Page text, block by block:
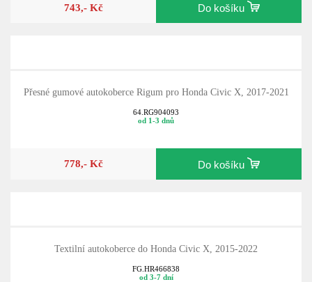
743,- Kč Do košíku
Přesné gumové autokoberce Rigum pro Honda Civic X, 2017-2021
64.RG904093
od 1-3 dnů
778,- Kč Do košíku
Textilní autokoberce do Honda Civic X, 2015-2022
FG.HR466838
od 3-7 dní